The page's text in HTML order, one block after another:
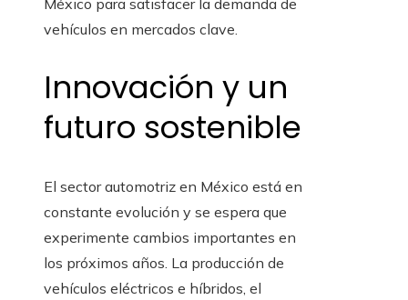
México para satisfacer la demanda de
vehículos en mercados clave.
Innovación y un
futuro sostenible
El sector automotriz en México está en
constante evolución y se espera que
experimente cambios importantes en
los próximos años. La producción de
vehículos eléctricos e híbridos, el